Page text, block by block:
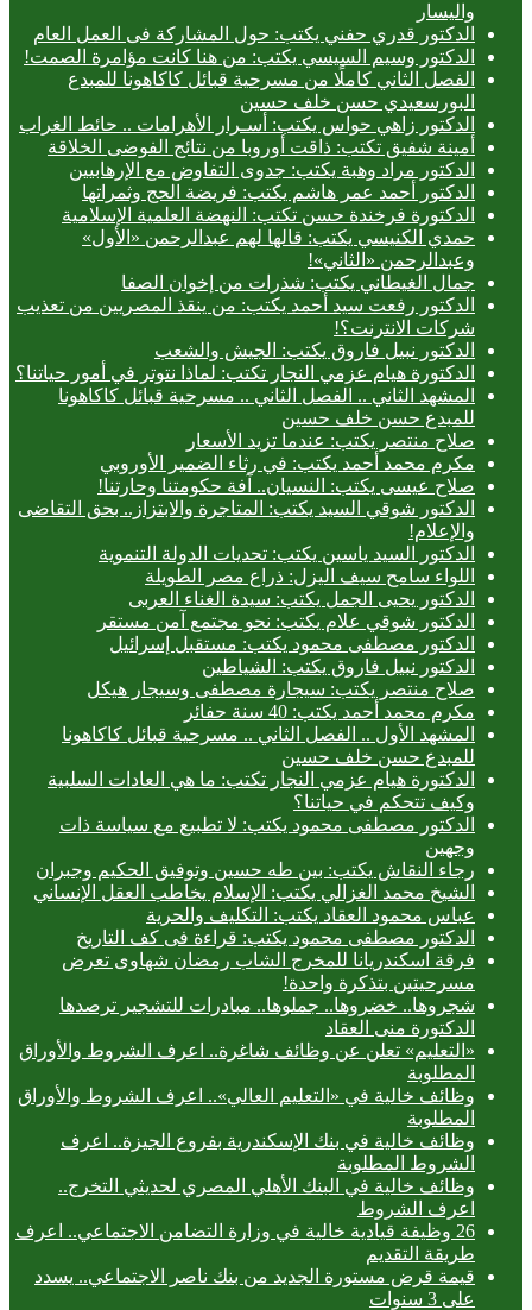
واليسار
الدكتور قدري حفني يكتب: حول المشاركة فى العمل العام
الدكتور وسيم السيسي يكتب: من هنا كانت مؤامرة الصمت!
الفصل الثاني كاملًا من مسرحية قبائل كاكاهونا للمبدع
البورسعيدي حسن خلف حسين
الدكتور زاهي حواس يكتب: أسـرار الأهرامات .. حائط الغراب
أمينة شفيق تكتب: ذاقت أوروبا من نتائج الفوضى الخلاقة
الدكتور مراد وهبة يكتب: جدوى التفاوض مع الإرهابيين
الدكتور أحمد عمر هاشم يكتب: فريضة الحج وثمراتها
الدكتورة فرخندة حسن تكتب: النهضة العلمية الإسلامية
حمدي الكنيسي يكتب: قالها لهم عبدالرحمن «الأول»
وعبدالرحمن «الثاني»!
جمال الغيطاني يكتب: شذرات من إخوان الصفا
الدكتور رفعت سيد أحمد يكتب: من ينقذ المصريين من تعذيب
شركات الانترنت؟!
الدكتور نبيل فاروق يكتب: الجيش والشعب
الدكتورة هيام عزمي النجار تكتب: لماذا نتوتر في أمور حياتنا؟
المشهد الثاني .. الفصل الثاني .. مسرحية قبائل كاكاهونا
للمبدع حسن خلف حسين
صلاح منتصر يكتب: عندما تزيد الأسعار
مكرم محمد أحمد يكتب: في رثاء الضمير الأوروبي
صلاح عيسى يكتب: النسيان.. آفة حكومتنا وحارتنا!
الدكتور شوقي السيد يكتب: المتاجرة والابتزاز.. بحق التقاضى
والإعلام!
الدكتور السيد ياسين يكتب: تحديات الدولة التنموية
اللواء سامح سيف اليزل: ذراع مصر الطويلة
الدكتور يحيى الجمل يكتب: سيدة الغناء العربى
الدكتور شوقي علام يكتب: نحو مجتمع آمن مستقر
الدكتور مصطفى محمود يكتب: مستقبل إسرائيل
الدكتور نبيل فاروق يكتب: الشياطين
صلاح منتصر يكتب: سيجارة مصطفى وسيجار هيكل
مكرم محمد أحمد يكتب: 40 سنة حفائر
المشهد الأول .. الفصل الثاني .. مسرحية قبائل كاكاهونا
للمبدع حسن خلف حسين
الدكتورة هيام عزمي النجار تكتب: ما هي العادات السلبية
وكيف تتحكم في حياتنا؟
الدكتور مصطفى محمود يكتب: لا تطبيع مع سياسة ذات
وجهين
رجاء النقاش يكتب: بين طه حسين وتوفيق الحكيم وجبران
الشيخ محمد الغزالي يكتب: الإسلام يخاطب العقل الإنساني
عباس محمود العقاد يكتب: التكليف والحرية
الدكتور مصطفى محمود يكتب: قراءة فى كف التاريخ
فرقة اسكندريانا للمخرج الشاب رمضان شهاوى تعرض
مسرحيتين بتذكرة واحدة!
شجروها.. خضروها.. جملوها.. مبادرات للتشجير ترصدها
الدكتورة منى العقاد
«التعليم» تعلن عن وظائف شاغرة.. اعرف الشروط والأوراق
المطلوبة
وظائف خالية في «التعليم العالي».. اعرف الشروط والأوراق
المطلوبة
وظائف خالية في بنك الإسكندرية بفروع الجيزة.. اعرف
الشروط المطلوبة
وظائف خالية في البنك الأهلي المصري لحديثي التخرج..
اعرف الشروط
26 وظيفة قيادية خالية في وزارة التضامن الاجتماعي.. اعرف
طريقة التقديم
قيمة قرض مستورة الجديد من بنك ناصر الاجتماعي.. يسدد
على 3 سنوات